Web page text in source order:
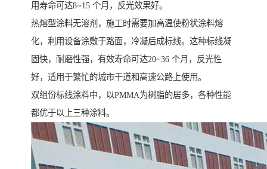
用寿命可达8~15 个月，反光效果好。
热熔型涂料无溶剂，施工时需要加高温使粉状涂料熔
化，利用设备涂敷于路面，冷凝后成标线。这种标线凝
固快，耐磨性强，有效寿命可达20~36 个月，反光性
好，适用于繁忙的城市干道和高速公路上使用。
双组份标线涂料中，以PMMA为树脂的居多，各种性能
都优于以上三种涂料。